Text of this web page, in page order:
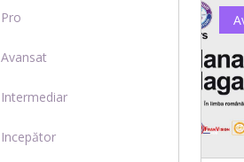
Pro
Avansat
Intermediar
Incepător